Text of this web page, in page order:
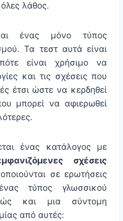
λάθος.
ένας μόνο τύπος
Τα τεστ αυτά είναι
είναι χρήσιμο να
και τις σχέσεις που
έτσι ώστε να κερδηθεί
μπορεί να αφιερωθεί
ένας κατάλογος με
σχέσεις
σε ερωτήσεις
τύπος γλωσσικού
και μια σύντομη
από αυτές: